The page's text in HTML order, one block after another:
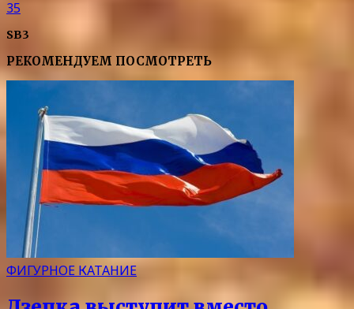
35
SB3
РЕКОМЕНДУЕМ ПОСМОТРЕТЬ
ФИГУРНОЕ КАТАНИЕ